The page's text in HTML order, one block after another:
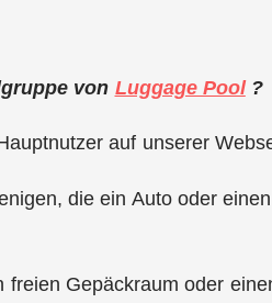
von Luggage Pool?
auf unserer
die ein Auto oder
freien Gepäckraum oder